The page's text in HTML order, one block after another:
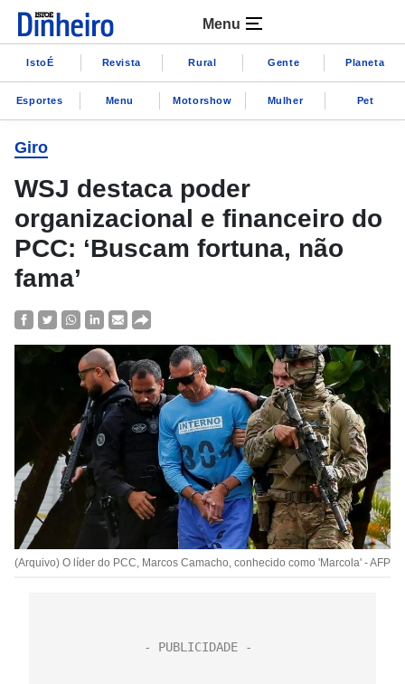
Menu
IstoÉ Revista Rural Gente Planeta
Esportes Menu Motorshow Mulher Pet
Giro
WSJ destaca poder
organizacional e financeiro do
PCC: ‘Buscam fortuna, não
fama’
(Arquivo) O líder do PCC, Marcos Camacho, conhecido como 'Marcola' - AFP